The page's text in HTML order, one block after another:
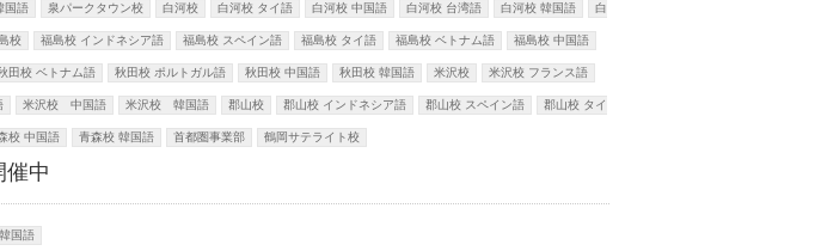
国語 泉パークタウン校 白河校 白河校 タイ語 白河校 中国語 白河校 台湾語 白河校 韓国語 白
校 福島校 インドネシア語 福島校 スペイン語 福島校 タイ語 福島校 ベトナム語 福島校 中国語
田校 ベトナム語 秋田校 ポルトガル語 秋田校 中国語 秋田校 韓国語 米沢校 米沢校 フランス語
米沢校 中国語 米沢校 韓国語 郡山校 郡山校 インドネシア語 郡山校 スペイン語 郡山校 タイ
校 中国語 青森校 韓国語 首都圏事業部 鶴岡サテライト校
催中
国語